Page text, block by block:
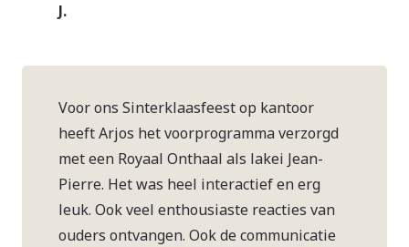
J.
Voor ons Sinterklaasfeest op kantoor
heeft Arjos het voorprogramma verzorgd
met een Royaal Onthaal als lakei Jean-
Pierre. Het was heel interactief en erg
leuk. Ook veel enthousiaste reacties van
ouders ontvangen. Ook de communicatie